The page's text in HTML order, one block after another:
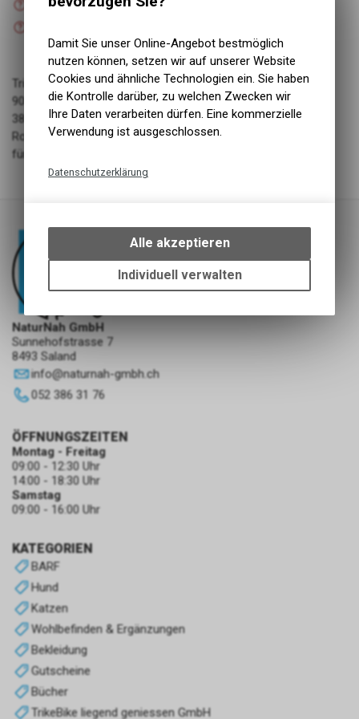
Versand
Triangoli Rind
90% CH-Rindfleisch, 8.5% Pflanzenfasern, Hefe
38% Rohprotein, 15.1% Rohfett, 4.9% Rohasche, 19.4%
Rohfaser
für Allergiker geeignet
NaturNah GmbH
Sunnehofstrasse 7
8493 Saland
info@naturnah-gmbh.ch
052 386 31 76
KATEGORIEN
BARF
Hund
Katzen
Wohlbefinden & Ergänzungen
Bekleidung
Gutscheine
Bücher
TrikeBike liegend geniessen GmbH
ÖFFNUNGSZEITEN
Montag - Freitag
09:00 - 12:30 Uhr
14:00 - 18:30 Uhr
Samstag
09:00 - 16:00 Uhr
Damit Sie unser Online-Angebot bestmöglich
nutzen können, setzen wir auf unserer Website
Cookies und ähnliche Technologien ein. Sie haben
die Kontrolle darüber, zu welchen Zwecken wir
Ihre Daten verarbeiten dürfen. Eine kommerzielle
Verwendung ist ausgeschlossen.
Datenschutzerklärung
bestimmte Interaktionen und
Einstellungen auf Ihrem Gerät,
um die grundlegenden
Funktionen unseres Online-
keinerlei Rückschlüsse auf Ihre
Alle akzeptieren
Individuell verwalten